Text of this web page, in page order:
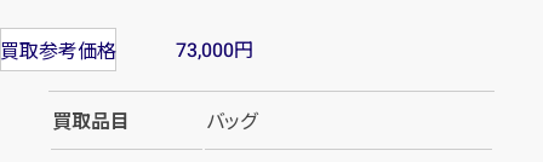
買取参考価格 73,000円
買取品目
バッグ